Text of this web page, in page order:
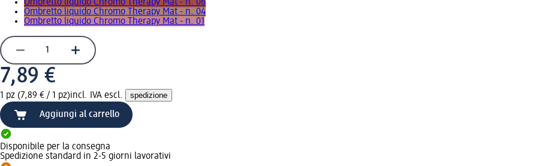
Ombretto liquido Chromo Therapy Mat - n. 06
Ombretto liquido Chromo Therapy Mat - n. 04
Ombretto liquido Chromo Therapy Mat - n. 01
7,89 €
1 pz (7,89 € / 1 pz)incl. IVA escl. spedizione
Aggiungi al carrello
Disponibile per la consegna
Spedizione standard in 2-5 giorni lavorativi